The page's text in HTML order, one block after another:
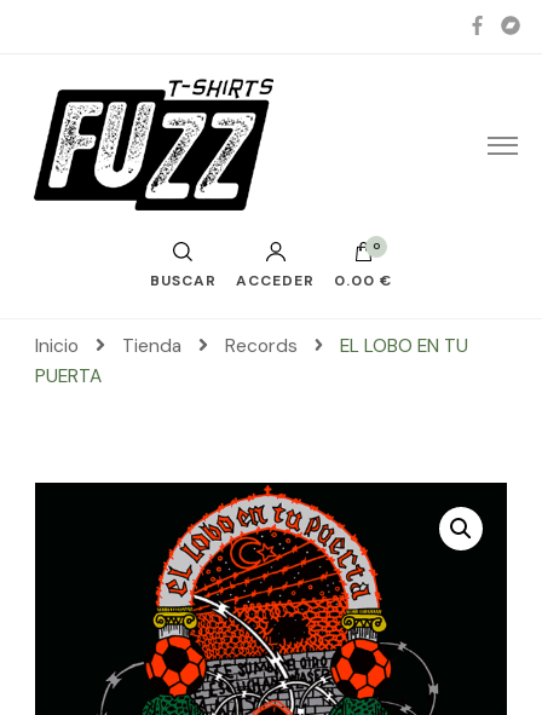
BUSCAR ACCEDER
0
0.00 €
Inicio Tienda Records
EL LOBO EN TU
PUERTA